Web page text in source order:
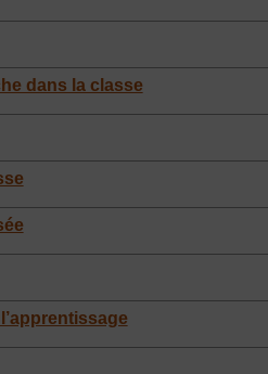
dans la classe